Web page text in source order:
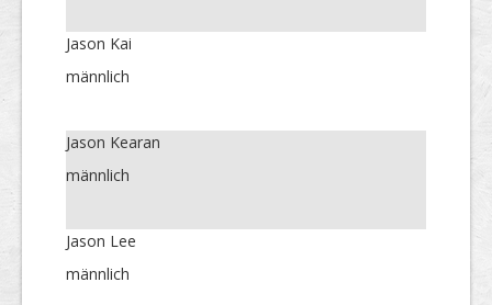
Jason Kai
männlich
Jason Kearan
männlich
Jason Lee
männlich